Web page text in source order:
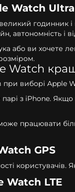
Watch
годинник
автономність і
або ви хочете
Watch
виборі Apple
з iPhone.
працювати
GPS
Watch LTE